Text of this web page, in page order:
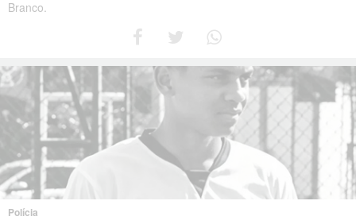
Branco.
Polícia